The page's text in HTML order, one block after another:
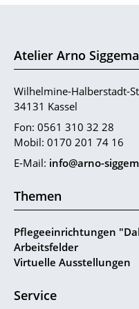
Atelier Arno
Wilhelmine-Halberstadt-
34131 Kassel
Fon: 0561 310 32 28
Mobil: 0170 201 74 16
E-Mail: info@arno-
Themen
Pflegeeinrichtungen
Arbeitsfelder
Virtuelle Ausstellungen
Service